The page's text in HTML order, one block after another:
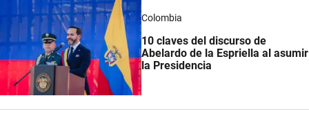
Colombia
10 claves del discurso de
Abelardo de la Espriella al asumir
la Presidencia